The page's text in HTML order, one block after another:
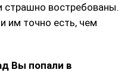
страшно востребованы.
им точно есть, чем
Вы попали в